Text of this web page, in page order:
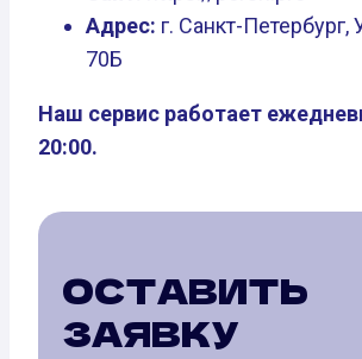
Адрес: г. Санкт-Петербург,
70Б
Наш сервис работает
20:00.
ОСТАВИТЬ
ЗАЯВКУ